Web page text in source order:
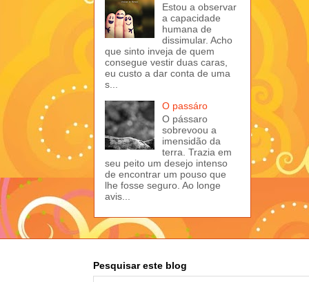
Estou a observar
a capacidade
humana de
dissimular. Acho
que sinto inveja de quem
consegue vestir duas caras,
eu custo a dar conta de uma
s...
O passáro
O pássaro
sobrevoou a
imensidão da
terra. Trazia em
seu peito um desejo intenso
de encontrar um pouso que
lhe fosse seguro. Ao longe
avis...
Pesquisar este blog